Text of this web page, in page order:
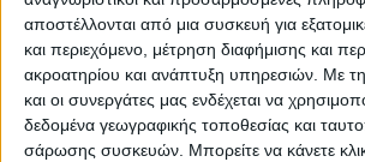
αποστέλλονται από μια συσκευή για
και περιεχόμενο, μέτρηση διαφήμισης και
ακροατηρίου και ανάπτυξη υπηρεσιών. Με
και οι συνεργάτες μας ενδέχεται να
δεδομένα γεωγραφικής τοποθεσίας και
σάρωσης συσκευών. Μπορείτε να κάνετε
ενώ το Παράρτημα Ρομά
αιτήματα του ωφελούμενου
Ρομά εκ των οποίων τα 482
άνδρες και τα 500 γυναίκες